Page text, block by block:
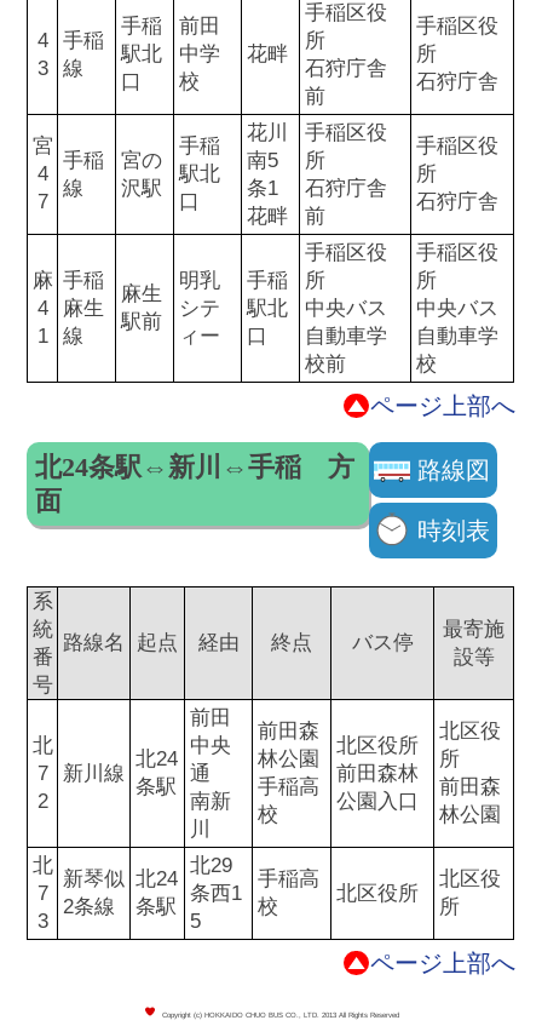
4
3
手稲
線
手稲
駅北
口
前田
中学
校
花畔
手稲区役
所
石狩庁舎
前
手稲区役
所
石狩庁舎
宮
4
7
手稲
線
宮の
沢駅
手稲
駅北
口
花川
南5
条1
花畔
手稲区役
所
石狩庁舎
前
手稲区役
所
石狩庁舎
麻
4
1
手稲
麻生
線
麻生
駅前
明乳
シテ
ィー
手稲
駅北
口
手稲区役
所
中央バス
自動車学
校前
手稲区役
所
中央バス
自動車学
校
ページ上部へ
北24条駅⇔新川⇔手稲 方
面
路線図
時刻表
系
統
番
号
路線名 起点 経由 終点 バス停
最寄施
設等
北
7
2
新川線
北24
条駅
前田
中央
通
南新
川
前田森
林公園
手稲高
校
北区役所
前田森林
公園入口
北区役
所
前田森
林公園
北
7
3
新琴似
2条線
北24
条駅
北29
条西1
5
手稲高
校
北区役所
北区役
所
ページ上部へ
Copyright (c) HOKKAIDO CHUO BUS CO., LTD. 2013 All Rights Reserved